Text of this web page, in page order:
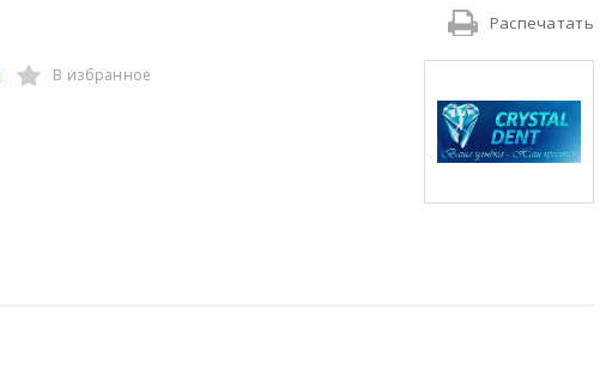
Распечатать
В избранное